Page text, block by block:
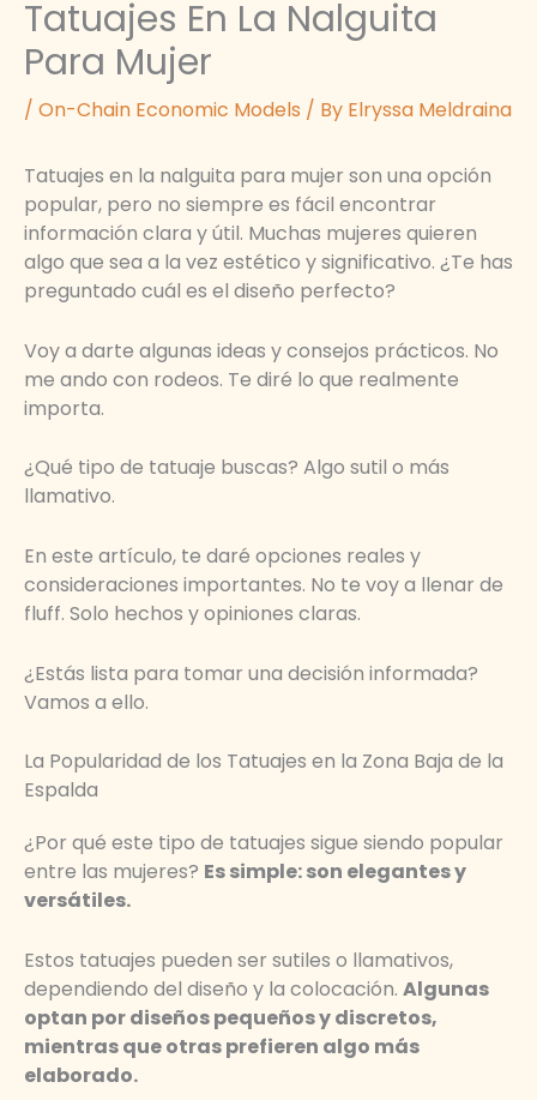
Tatuajes En La Nalguita
Para Mujer
/ On-Chain Economic Models / By Elryssa Meldraina
Tatuajes en la nalguita para mujer son una opción
popular, pero no siempre es fácil encontrar
información clara y útil. Muchas mujeres quieren
algo que sea a la vez estético y significativo. ¿Te has
preguntado cuál es el diseño perfecto?
Voy a darte algunas ideas y consejos prácticos. No
me ando con rodeos. Te diré lo que realmente
importa.
¿Qué tipo de tatuaje buscas? Algo sutil o más
llamativo.
En este artículo, te daré opciones reales y
consideraciones importantes. No te voy a llenar de
fluff. Solo hechos y opiniones claras.
¿Estás lista para tomar una decisión informada?
Vamos a ello.
La Popularidad de los Tatuajes en la Zona Baja de la
Espalda
¿Por qué este tipo de tatuajes sigue siendo popular
entre las mujeres? Es simple: son elegantes y
versátiles.
Estos tatuajes pueden ser sutiles o llamativos,
dependiendo del diseño y la colocación. Algunas
optan por diseños pequeños y discretos,
mientras que otras prefieren algo más
elaborado.